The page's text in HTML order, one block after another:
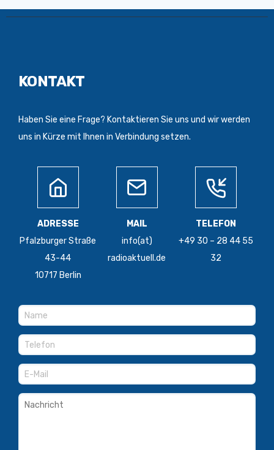
KONTAKT
Haben Sie eine Frage? Kontaktieren Sie uns und wir werden
uns in Kürze mit Ihnen in Verbindung setzen.
ADRESSE
Pfalzburger Straße
43-44
10717 Berlin
MAIL
info(at)
radioaktuell.de
TELEFON
+49 30 – 28 44 55
32